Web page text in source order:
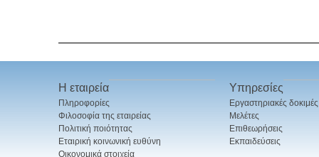
Η εταιρεία
Πληροφορίες
Φιλοσοφία της εταιρείας
Πολιτική ποιότητας
Εταιρική κοινωνική ευθύνη
Οικονομικά στοιχεία
Υπηρεσίες
Εργαστηριακές δοκιμές
Μελέτες
Επιθεωρήσεις
Εκπαιδεύσεις